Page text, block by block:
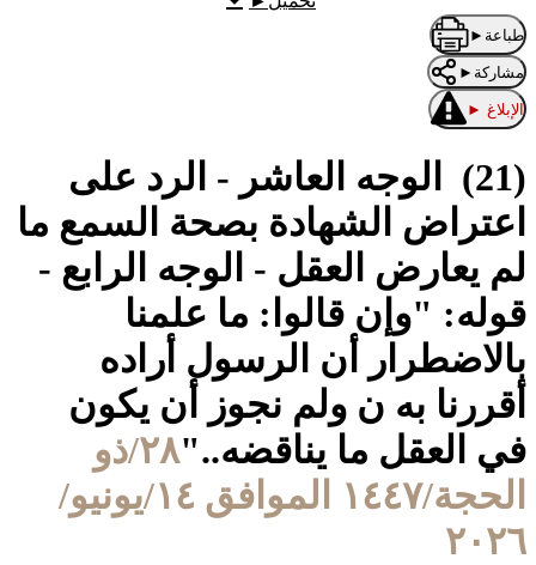
طباعة ►
مشاركة ►
الإبلاغ ►
(21) ‌‌ ‌‌الوجه العاشر - الرد على
اعتراض الشهادة بصحة السمع ما
لم يعارض العقل - الوجه الرابع -
قوله: "وإن قالوا: ما علمنا
بالاضطرار أن الرسول أراده
أقررنا به ن ولم نجوز أن يكون
في العقل ما يناقضه.."
٢٨/ذو
الحجة/١٤٤٧ الموافق ١٤/يونيو/
٢٠٢٦